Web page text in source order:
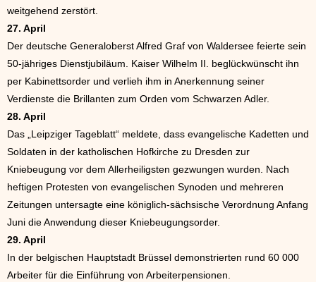
weitgehend zerstört.
27. April
Der deutsche Generaloberst Alfred Graf von Waldersee feierte sein
50-jähriges Dienstjubiläum. Kaiser Wilhelm II. beglückwünscht ihn
per Kabinettsorder und verlieh ihm in Anerkennung seiner
Verdienste die Brillanten zum Orden vom Schwarzen Adler.
28. April
Das „Leipziger Tageblatt“ meldete, dass evangelische Kadetten und
Soldaten in der katholischen Hofkirche zu Dresden zur
Kniebeugung vor dem Allerheiligsten gezwungen wurden. Nach
heftigen Protesten von evangelischen Synoden und mehreren
Zeitungen untersagte eine königlich-sächsische Verordnung Anfang
Juni die Anwendung dieser Kniebeugungsorder.
29. April
In der belgischen Hauptstadt Brüssel demonstrierten rund 60 000
Arbeiter für die Einführung von Arbeiterpensionen.